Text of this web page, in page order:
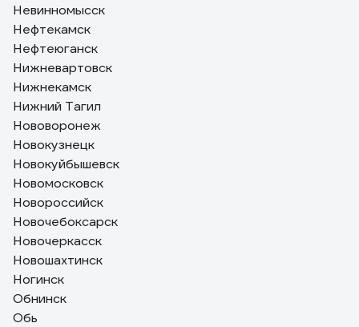
Невинномысск
Нефтекамск
Нефтеюганск
Нижневартовск
Нижнекамск
Нижний Тагил
Нововоронеж
Новокузнецк
Новокуйбышевск
Новомосковск
Новороссийск
Новочебоксарск
Новочеркасск
Новошахтинск
Ногинск
Обнинск
Обь